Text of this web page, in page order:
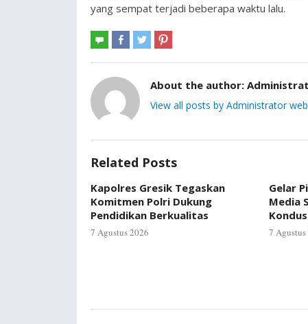
yang sempat terjadi beberapa waktu lalu.
About the author:
View all posts by Administrator
Related Posts
Kapolres Gresik Tegaskan
Komitmen Polri Dukung
Pendidikan Berkualitas
7 Agustus 2026
Gelar
Media
7